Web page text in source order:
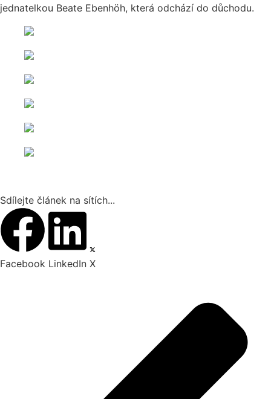
jednatelkou Beate Ebenhöh, která odchází do důchodu.
Sdílejte článek na sítích...
Facebook LinkedIn X